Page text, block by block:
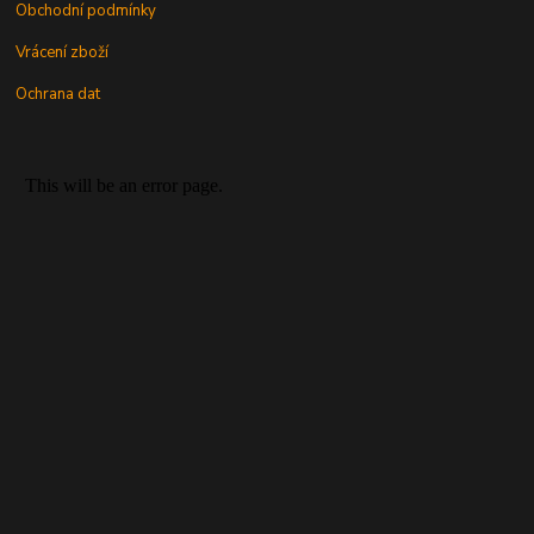
Obchodní podmínky
Vrácení zboží
Ochrana dat